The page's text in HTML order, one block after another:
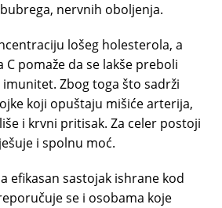
nervnih oboljenja.
lošeg holesterola, a
pomaže da se lakše preboli
Zbog toga što sadrži
koji opuštaju mišiće arterija,
i krvni pritisak. Za celer postoji
i spolnu moć.
efikasan sastojak ishrane kod
se i osobama koje